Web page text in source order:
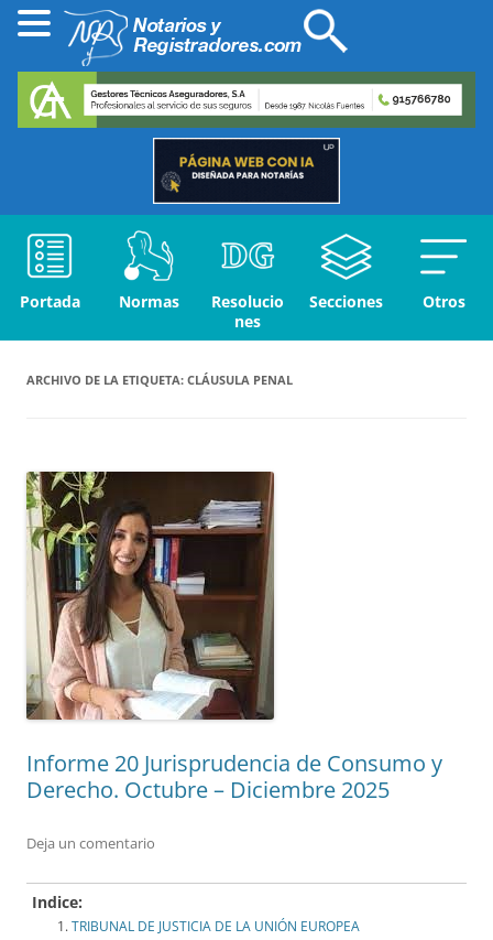
Portada Normas
Resolucio
nes
Secciones Otros
ARCHIVO DE LA ETIQUETA: CLÁUSULA PENAL
Informe 20 Jurisprudencia de Consumo y
Derecho. Octubre – Diciembre 2025
Deja un comentario
Indice:
TRIBUNAL DE JUSTICIA DE LA UNIÓN EUROPEA